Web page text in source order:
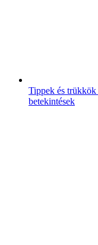
Tippek és trükkök
betekintések